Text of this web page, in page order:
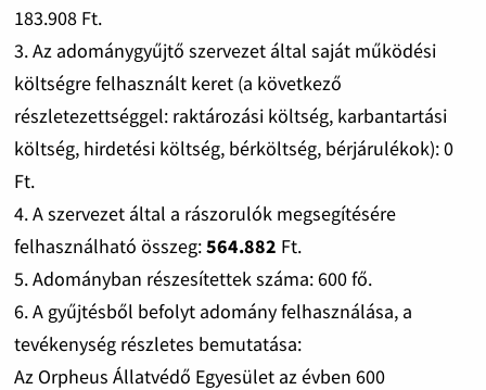
183.908 Ft.
3. Az adománygyűjtő szervezet által saját működési
költségre felhasznált keret (a következő
részletezettséggel: raktározási költség, karbantartási
költség, hirdetési költség, bérköltség, bérjárulékok): 0
Ft.
4. A szervezet által a rászorulók megsegítésére
felhasználható összeg:564.882 Ft.
5. Adományban részesítettek száma: 600 fő.
6. A gyűjtésből befolyt adomány felhasználása, a
tevékenység részletes bemutatása:
Az Orpheus Állatvédő Egyesület az évben 600